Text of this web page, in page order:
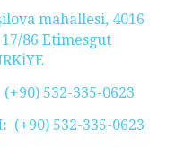
mahallesi, 4016
86 Etimesgut
(+90) 532-335-0623
(+90) 532-335-0623